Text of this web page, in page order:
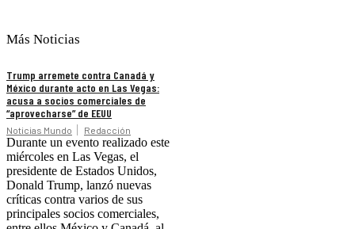
Más Noticias
Trump arremete contra Canadá y
México durante acto en Las Vegas:
acusa a socios comerciales de
“aprovecharse” de EEUU
Noticias Mundo Redacción
Durante un evento realizado este
miércoles en Las Vegas, el
presidente de Estados Unidos,
Donald Trump, lanzó nuevas
críticas contra varios de sus
principales socios comerciales,